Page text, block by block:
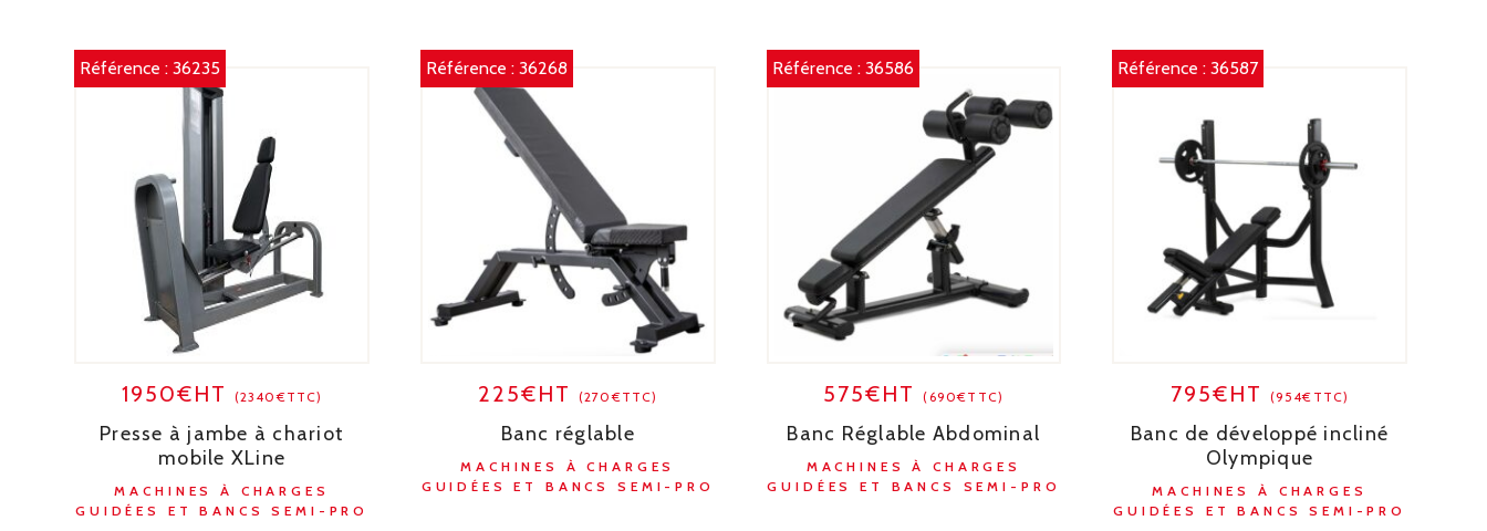
Référence :36235
1950€HT (2340€TTC)
Presse à jambe à chariot
mobile XLine
MACHINES À CHARGES
GUIDÉES ET BANCS SEMI-PRO
Référence : 36268
225€HT (270€TTC)
Banc réglable
MACHINES À CHARGES
GUIDÉES ET BANCS SEMI-PRO
Référence : 36586
575€HT(690€TTC)
Banc Réglable Abdominal
MACHINES À CHARGES
GUIDÉES ET BANCS SEMI-PRO
Référence :36587
795€HT (954€TTC)
Banc de développé incliné
Olympique
MACHINES À CHARGES
GUIDÉES ET BANCS SEMI-PRO